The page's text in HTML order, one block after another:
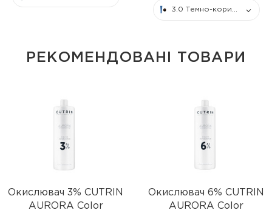
РЕКОМЕНДОВАНІ ТОВАРИ
Окислювач 3% CUTRIN
AURORA Color
Окислювач 6% CUTRIN
AURORA Color